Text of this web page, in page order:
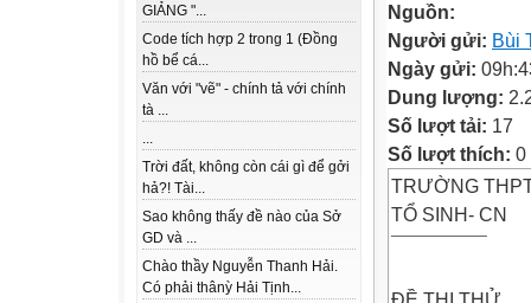
GIẢNG "...
Code tích hợp 2 trong 1 (Đồng
hồ bể cá...
Văn với "vẽ" - chính tả với chính
tà ...
...
Trời đất, không còn cái gì để gởi
hả?! Tài...
Sao không thấy đề nào của Sở
GD và ...
Chào thầy Nguyễn Thanh Hải.
Có phải thânỳ Hải Tịnh...
Nguồn:
Người gửi: Bùi
Ngày gửi:
Dung lượng:
Số lượt tải: 17
Số lượt thích: 0
TRƯỜNG
TỔ SINH- CN
¯¯¯¯¯¯¯¯¯